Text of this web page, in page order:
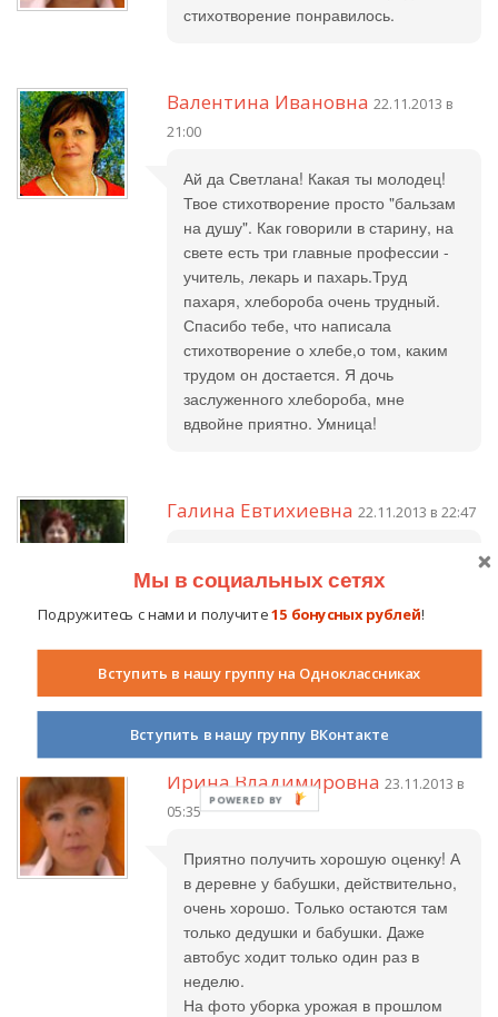
стихотворение понравилось.
Валентина Ивановна 22.11.2013 в
21:00
Ай да Светлана! Какая ты молодец!
Твое стихотворение просто "бальзам
на душу". Как говорили в старину, на
свете есть три главные профессии -
учитель, лекарь и пахарь.Труд
пахаря, хлебороба очень трудный.
Спасибо тебе, что написала
стихотворение о хлебе,о том, каким
трудом он достается. Я дочь
заслуженного хлебороба, мне
вдвойне приятно. Умница!
Галина Евтихиевна 22.11.2013 в 22:47
Галина Евтихиевна 22.11.2013 в 22:48
Света, а Светозар, прав!
Ирина Владимировна 23.11.2013 в
05:35
Приятно получить хорошую оценку! А
в деревне у бабушки, действительно,
очень хорошо. Только остаются там
только дедушки и бабушки. Даже
автобус ходит только один раз в
неделю.
На фото уборка урожая в прошлом
Мы в социальных сетях
Подружитесь с нами и получите15 бонусных рублей!
Вступить в нашу группу на Одноклассниках
Вступить в нашу группу ВКонтакте